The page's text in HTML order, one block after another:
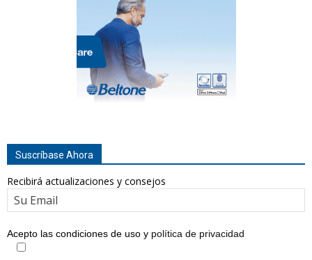
Suscríbase Ahora
Recibirá actualizaciones y consejos
Acepto las condiciones de uso y política de privacidad